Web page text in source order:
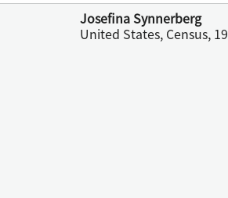
Josefina Synnerberg
United States, Census,